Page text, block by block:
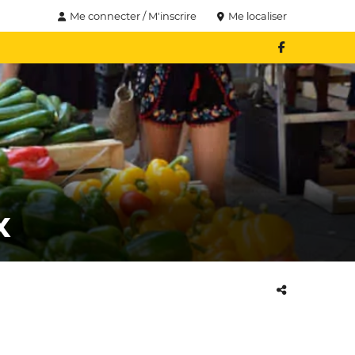
Me connecter / M'inscrire Me localiser